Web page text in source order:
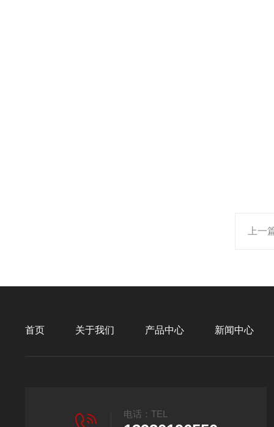
上一
首页 关于我们 产品中心 新闻中心
电话：TEL